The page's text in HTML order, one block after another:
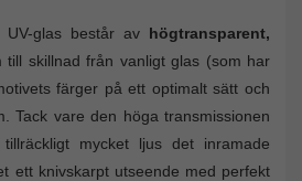
UV-glas består av högtransparent,
till skillnad från vanligt glas (som har
färger på ett optimalt sätt och
Tack vare den höga transmissionen
mycket ljus det inramade
ett knivskarpt utseende med perfekt